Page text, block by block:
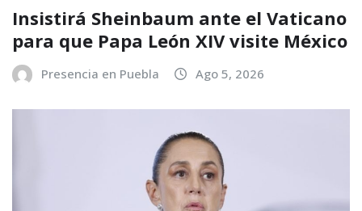
Insistirá Sheinbaum ante el Vaticano
para que Papa León XIV visite México
Presencia en Puebla Ago 5, 2026